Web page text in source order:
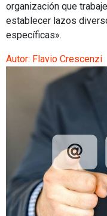
organización que
establecer lazos
específicas».
Autor: Flavio Crescenzi